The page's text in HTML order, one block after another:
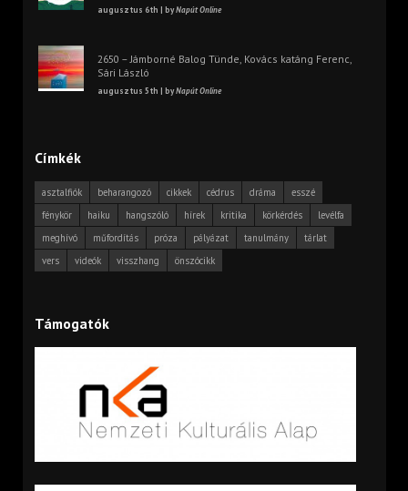
augusztus 6th | byNapút Online
2650 – Jámborné Balog Tünde, Kovács katáng Ferenc,
Sári László
augusztus 5th | byNapút Online
Címkék
asztalfiók beharangozó cikkek cédrus dráma
esszé
fénykör
haiku hangszóló hírek kritika körkérdés
levélfa
meghívó
műfordítás próza pályázat tanulmány
tárlat
vers
videók visszhang önszócikk
Támogatók